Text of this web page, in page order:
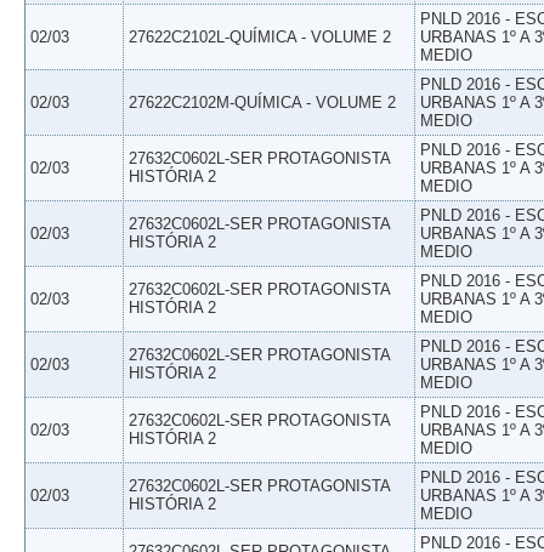
02/03 27622C2102L-QUÍMICA - VOLUME 2
PNLD 2016 -
URBANAS 1º A
MEDIO
02/03 27622C2102M-QUÍMICA - VOLUME 2
PNLD 2016 -
URBANAS 1º A
MEDIO
02/03
27632C0602L-SER PROTAGONISTA
HISTÓRIA 2
PNLD 2016 -
URBANAS 1º A
MEDIO
02/03
27632C0602L-SER PROTAGONISTA
HISTÓRIA 2
PNLD 2016 -
URBANAS 1º A
MEDIO
02/03
27632C0602L-SER PROTAGONISTA
HISTÓRIA 2
PNLD 2016 -
URBANAS 1º A
MEDIO
02/03
27632C0602L-SER PROTAGONISTA
HISTÓRIA 2
PNLD 2016 -
URBANAS 1º A
MEDIO
02/03
27632C0602L-SER PROTAGONISTA
HISTÓRIA 2
PNLD 2016 -
URBANAS 1º A
MEDIO
02/03
27632C0602L-SER PROTAGONISTA
HISTÓRIA 2
PNLD 2016 -
URBANAS 1º A
MEDIO
PNLD 2016 -